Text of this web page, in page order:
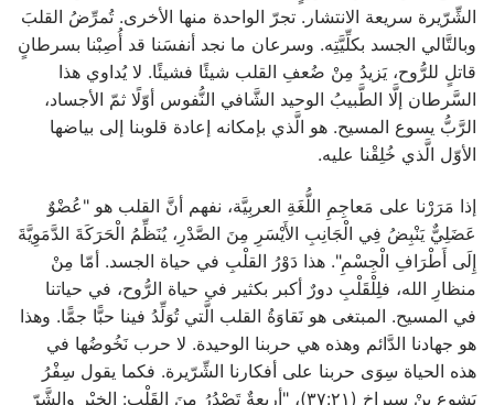
الشِّرّيرة سريعة الانتشار. تجرّ الواحدة منها الأخرى. تُمرِّضُ القلبَ
وبالتَّالي الجسد بكلِّيَّتِه. وسرعان ما نجد أنفسَنا قد أُصِبْنا بسرطانٍ
قاتلٍ للرُّوح، يَزيدُ مِنْ ضُعفِ القلب شيئًا فشيئًا. لا يُداوي هذا
السَّرطان إلَّا الطَّبيبُ الوحيد الشَّافي النُّفوس أوّلًا ثمّ الأجساد،
الرَّبُّ يسوع المسيح. هو الَّذي بإمكانه إعادة قلوبنا إلى بياضها
الأوّل الَّذي خُلِقْنا عليه.
إذا مَرَرْنا على مَعاجِمِ اللُّغَةِ العربِيَّة، نفهم أنَّ القلب هو "عُضْوٌ
عَضَلِيٌّ يَنْبِضُ فِي الْجَانِبِ الأَيْسَرِ مِنَ الصَّدْرِ، يُنَظِّمُ الْحَرَكَةَ الدَّمَوِيَّةَ
إِلَى أَطْرَافِ الْجِسْمِ". هذا دَوْرُ القلْبِ في حياة الجسد. أمّا مِنْ
منظارِ الله، فلِلْقَلْبِ دورٌ أكبر بكثير في حياة الرُّوح، في حياتنا
في المسيح. المبتغى هو نَقاوَةُ القلب الَّتي تُوَلِّدُ فينا حبًّا جمًّا. وهذا
هو جهادنا الدَّائم وهذه هي حربنا الوحيدة. لا حرب نَخُوضُها في
هذه الحياة سِوَى حربنا على أفكارنا الشِّرّيرة. فكما يقول سِفْرُ
يَشوع بِنْ سيراخ (٣٧:٢١)، "أربعةٌ تَصْدُرُ مِنَ القَلْب: الخيْر والشَّرّ